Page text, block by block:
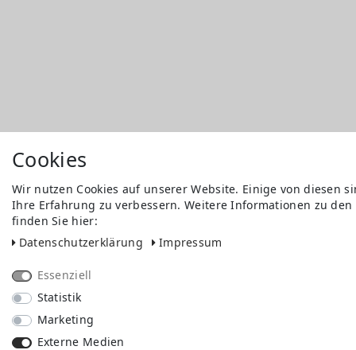
Cookies
Wir nutzen Cookies auf unserer Website. Einige von diesen
Ihre Erfahrung zu verbessern. Weitere Informationen zu
finden Sie hier:
Daten­schutz­erklärung
Impressum
Essenziell
Statistik
Marketing
Externe Medien